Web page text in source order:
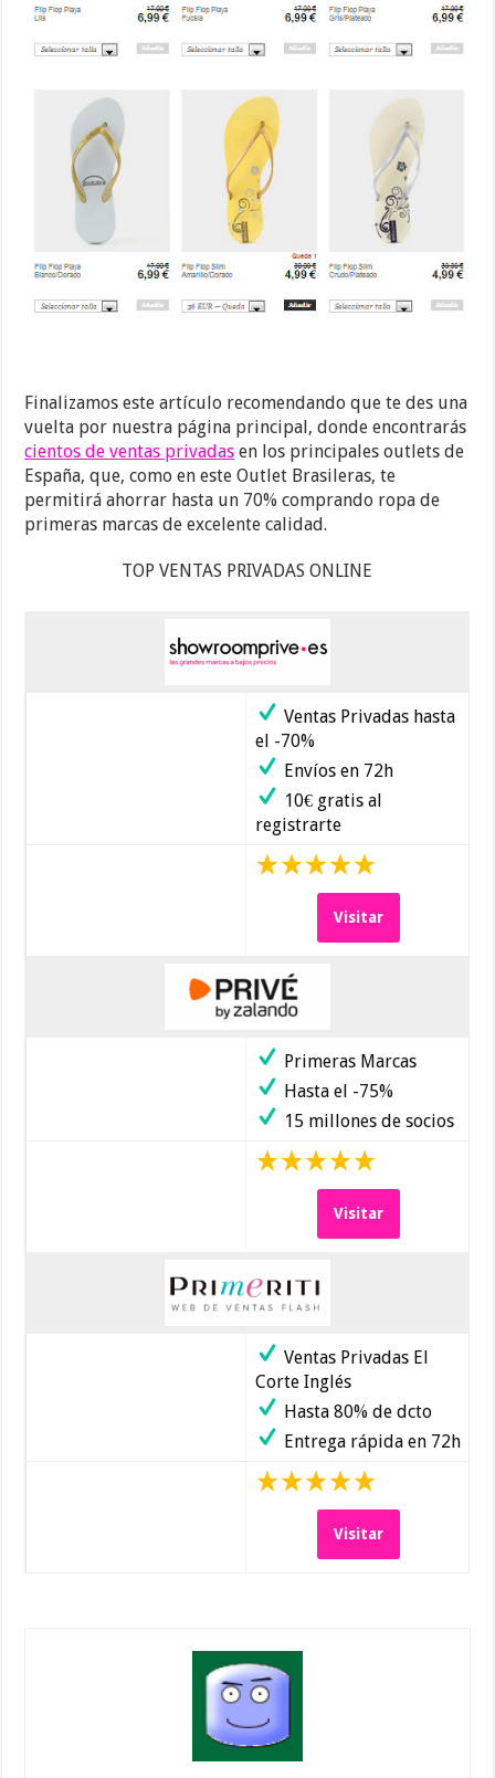
Finalizamos este artículo recomendando que te des una
vuelta por nuestra página principal, donde encontrarás
cientos de ventas privadas en los principales outlets de
España, que, como en este Outlet Brasileras, te
permitirá ahorrar hasta un 70% comprando ropa de
primeras marcas de excelente calidad.
TOP VENTAS PRIVADAS ONLINE
Ventas Privadas hasta
el -70%
Envíos en 72h
10€ gratis al
registrarte
Visitar
Primeras Marcas
Hasta el -75%
15 millones de socios
Visitar
Ventas Privadas El
Corte Inglés
Hasta 80% de dcto
Entrega rápida en 72h
Visitar